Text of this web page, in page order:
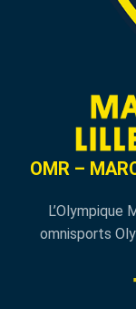
OMR –
L’Olympique
omnisports